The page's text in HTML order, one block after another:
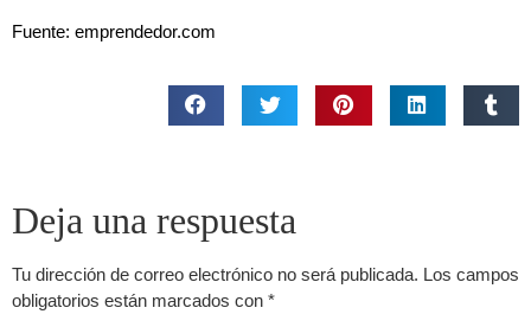
Fuente: emprendedor.com
Deja una respuesta
Tu dirección de correo electrónico no será publicada. Los campos
obligatorios están marcados con *